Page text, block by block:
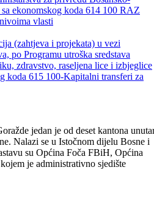
korisnika sredstava za finansiranje
za privredu Bosansko-
ekonomskog koda 614 100 RAZ
vlasti
(zahtjeva i projekata) u vezi
po Programu utroška sredstava